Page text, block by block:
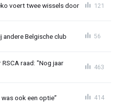
voert twee wissels door 121
Belgische club 56
raad: "Nog jaar
463
ook een optie” 414